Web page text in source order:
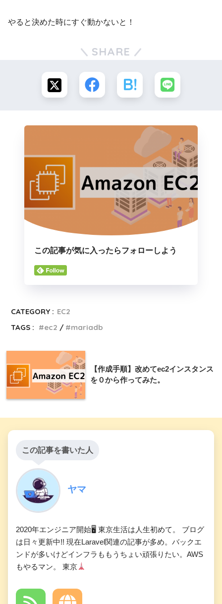
やると決めた時にすぐ動かないと！
SHARE
この記事が気に入ったらフォローしよう
CATEGORY : EC2
TAGS :
ec2 mariadb
【作成手順】改めてec2インスタンス
を０から作ってみた。
この記事を書いた人
ヤマ
2020年エンジニア開始🖥 東京生活は人生初めて。 ブログ
は日々更新中!! 現在Laravel関連の記事が多め。バックエ
ンドが多いけどインフラももうちょい頑張りたい。AWS
もやるマン。 東京